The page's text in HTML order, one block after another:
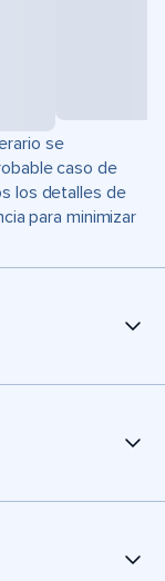
se
caso de
los detalles de
para minimizar